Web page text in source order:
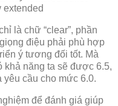
extended
là chữ “clear”, phần
điệu phải phù hợp
ý tương đối tốt. Mà
khả năng ta sẽ được 6.5,
cầu cho mức 6.0.
để đánh giá giúp